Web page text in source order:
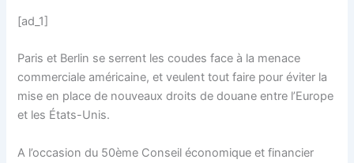
[ad_1]
Paris et Berlin se serrent les coudes face à la menace
commerciale américaine, et veulent tout faire pour éviter la
mise en place de nouveaux droits de douane entre l’Europe
et les États-Unis.
A l’occasion du 50ème Conseil économique et financier